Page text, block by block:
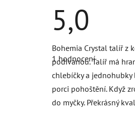
5,0
Průměrné
hodnocení
produktu
je
5,0
5
hvězdiček.
1 hodnocení
Bohemia Crystal talíř z
podívanou. Talíř má
chlebíčky a
porci pohoštění. Když
do myčky. Překrásný